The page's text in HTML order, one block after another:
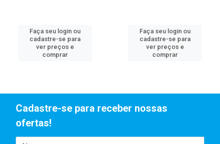
Faça seu login ou
cadastre-se para
ver preços e
comprar
Faça seu login ou
cadastre-se para
ver preços e
comprar
Cadastre-se para receber nossas
ofertas!